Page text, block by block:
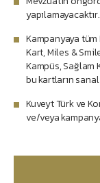
yapılamayacaktır.
Kampanyaya
Kart, Miles &
Kampüs, Sağlam
bu kartların
Kuveyt Türk ve
ve/veya